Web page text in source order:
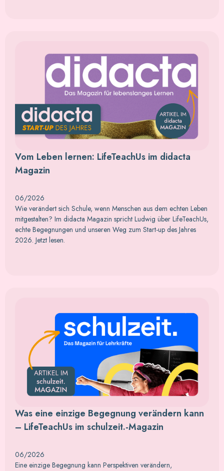
Vom Leben lernen: LifeTeachUs im didacta
Magazin
06/2026
Wie verändert sich Schule, wenn Menschen aus dem echten Leben
mitgestalten? Im didacta Magazin spricht Ludwig über LifeTeachUs,
echte Begegnungen und unseren Weg zum Start-up des Jahres
2026. Jetzt lesen.
Was eine einzige Begegnung verändern kann
– LifeTeachUs im schulzeit.-Magazin
06/2026
Eine einzige Begegnung kann Perspektiven verändern,